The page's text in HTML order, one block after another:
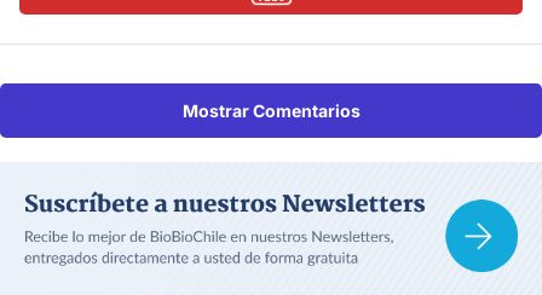
Mostrar Comentarios